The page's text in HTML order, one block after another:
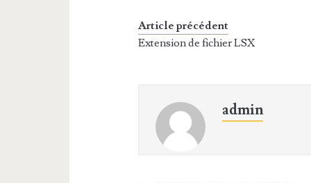
Article précédent
Extension de fichier LSX
admin